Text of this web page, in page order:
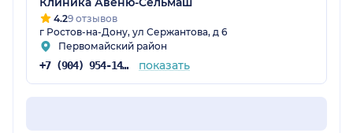
4.29 отзывов
г Ростов-на-Дону, ул Сержантова, д 6
Первомайский район
+7 (904) 954-14-39 показать